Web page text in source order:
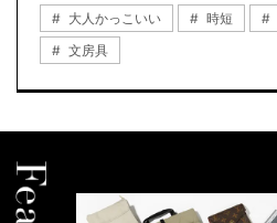
大人かっこいい 時短
文房具